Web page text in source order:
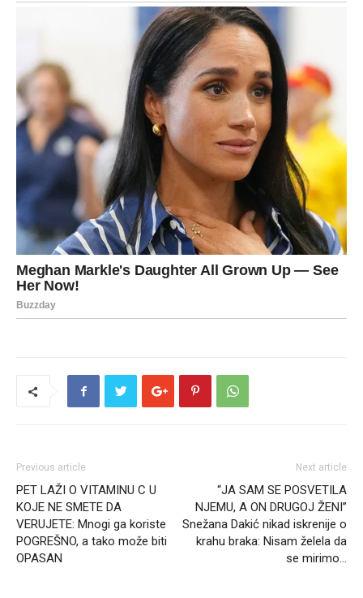
Previous article
PET LAŽI O VITAMINU C U
KOJE NE SMETE DA
VERUJETE: Mnogi ga koriste
POGREŠNO, a tako može biti
OPASAN
Next article
“JA SAM SE POSVETILA
NJEMU, A ON DRUGOJ ŽENI”
Snežana Dakić nikad iskrenije o
krahu braka: Nisam želela da
se mirimo…